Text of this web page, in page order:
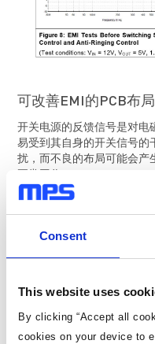
Consent
This website uses
By clicking “Accept all
cookies on your device to
可改善EMI 的 PCB布局
开关电源的反馈信号是对电
易受到其自身的开关信号的
扰，而不良的布局可能会产
将输入滤波电容靠近IC